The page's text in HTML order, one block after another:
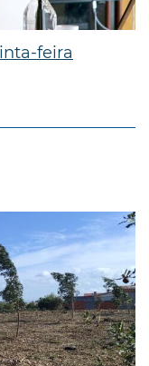
feira